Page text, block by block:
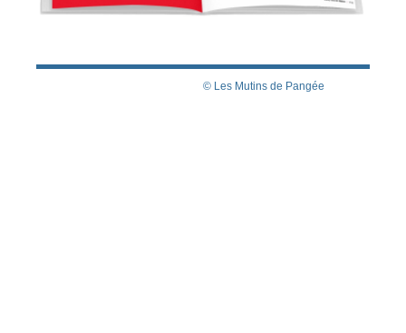
© Les Mutins de Pangée